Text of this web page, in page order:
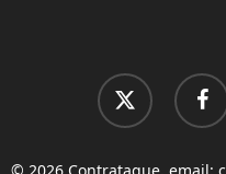
x-
twitter